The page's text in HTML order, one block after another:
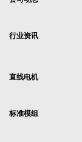
行业资讯
直线电机
标准模组